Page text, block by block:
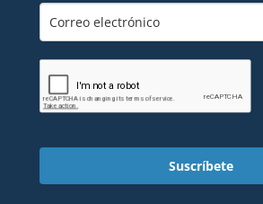
Suscríbete